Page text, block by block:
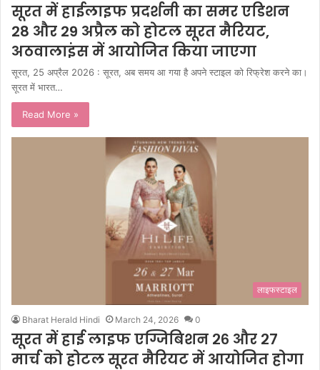
सूरत में हाईलाइफ प्रदर्शनी का समर एडिशन
28 और 29 अप्रैल को होटल सूरत मैरियट,
अठवालाइंस में आयोजित किया जाएगा
सूरत, 25 अप्रैल 2026 : सूरत, अब समय आ गया है अपने स्टाइल को रिफ्रेश करने का।
सूरत में भारत…
Read More »
लाइफस्टाइल
Bharat Herald Hindi March 24, 2026 0
सूरत में हाई लाइफ एग्जिबिशन २६ और २७
मार्च को होटल सूरत मैरियट में आयोजित होगा